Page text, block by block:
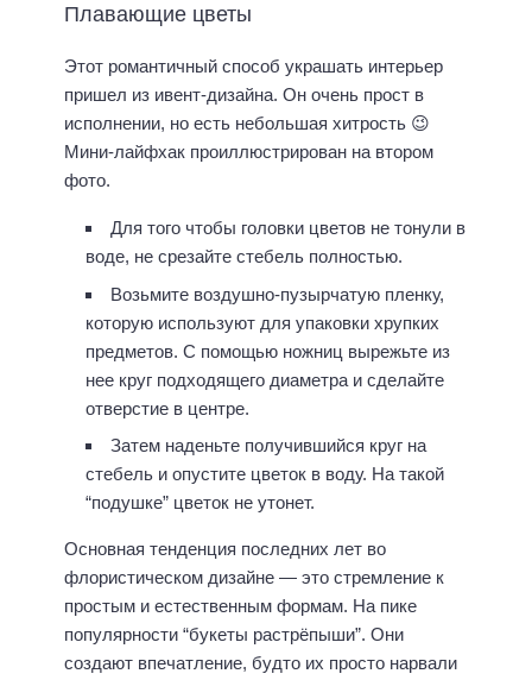
Плавающие цветы
Этот романтичный способ украшать интерьер
пришел из ивент-дизайна. Он очень прост в
исполнении, но есть небольшая хитрость 😉
Мини-лайфхак проиллюстрирован на втором
фото.
Для того чтобы головки цветов не тонули в
воде, не срезайте стебель полностью.
Возьмите воздушно-пузырчатую пленку,
которую используют для упаковки хрупких
предметов. С помощью ножниц вырежьте из
нее круг подходящего диаметра и сделайте
отверстие в центре.
Затем наденьте получившийся круг на
стебель и опустите цветок в воду. На такой
“подушке” цветок не утонет.
Основная тенденция последних лет во
флористическом дизайне — это стремление к
простым и естественным формам. На пике
популярности “букеты растрёпыши”. Они
создают впечатление, будто их просто нарвали